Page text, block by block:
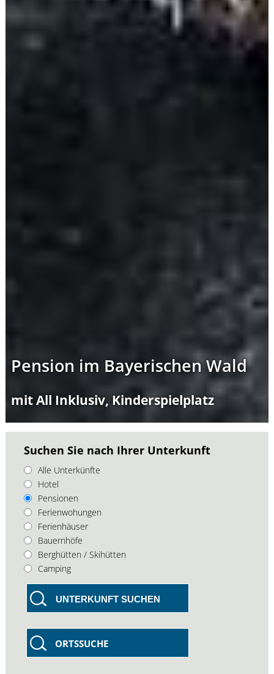
Pension im Bayerischen Wald
mit All Inklusiv, Kinderspielplatz
Suchen Sie nach Ihrer Unterkunft
Alle Unterkünfte
Hotel
Pensionen
Ferienwohungen
Ferienhäuser
Bauernhöfe
Berghütten / Skihütten
Camping
UNTERKUNFT SUCHEN
ORTSSUCHE